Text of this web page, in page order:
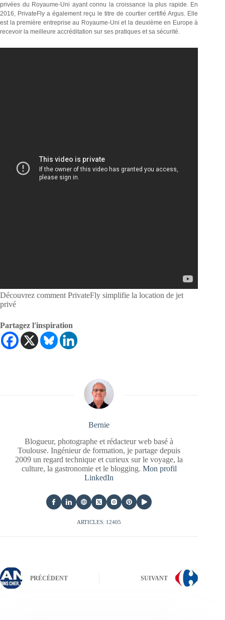
privées du Royaume-Uni ayant connu la croissance la plus rapide. En
2016, PrivateFly a également reçu le titre de courtier certifié Argus. Elle
est la première entreprise au Royaume-Uni et la deuxième en Europe à
recevoir la meilleure accréditation sur ses pratiques et sa sécurité.
Découvrez comment PrivateFly simplifie la location de jet
privé
Partagez l'inspiration
Bernie
Blogueur, photographe et rédacteur web basé à
Toulouse. Ingénieur de formation, je partage depuis
2009 un regard technique et curieux sur le voyage, la
culture, la gastronomie et le blogging. Mon profil
LinkedIn
ARTICLES: 12405
PRÉCÉDENT SUIVANT